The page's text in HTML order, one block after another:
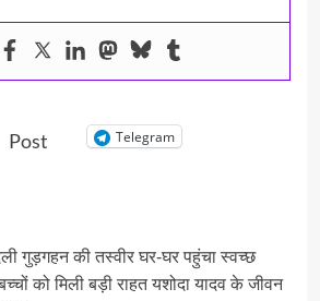
Post Telegram
गुड़गहन की तस्वीर घर-घर पहुंचा स्वच्छ
को मिली बड़ी राहत यशोदा यादव के जीवन